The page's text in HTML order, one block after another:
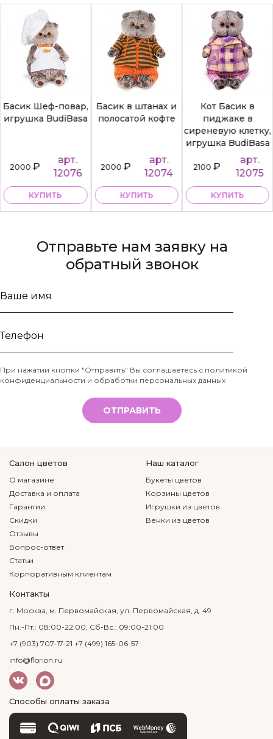
Басик Шеф-повар,
игрушка BudiBasa
2000₽
арт.
12076
КУПИТЬ
Басик в штанах и
полосатой кофте
2000₽
арт.
12074
КУПИТЬ
Кот Басик в
пиджаке в
сиреневую клетку,
игрушка BudiBasa
2100₽
арт.
12075
КУПИТЬ
Отправьте нам заявку на
обратный звонок
Ваше
Телефон
*
При нажатии кнопки "Отправить" Вы соглашаетесь с политикой
конфиденциальности и обработки персональных данных
ОТПРАВИТЬ
Салон цветов
О магазине
Доставка и оплата
Гарантии
Скидки
Отзывы
Вопрос-ответ
Статьи
Корпоративным клиентам
Наш каталог
Букеты цветов
Корзины цветов
Игрушки из цветов
Венки из цветов
Контакты
г. Москва, м. Первомайская, ул. Первомайская, д. 49
Пн.-Пт.: 08:00-22:00, Сб-Вс.: 09:00-21:00
+7 (903) 707-17-21 +7 (499) 165-06-57
info@florion.ru
Способы оплаты заказа